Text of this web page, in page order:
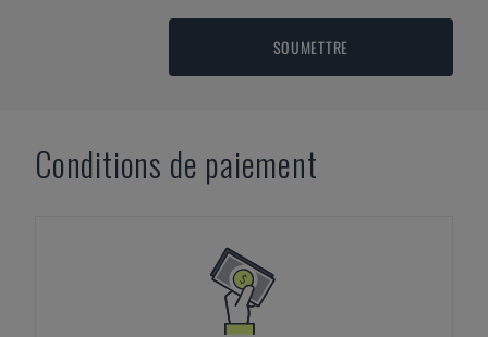
SOUMETTRE
Conditions de paiement